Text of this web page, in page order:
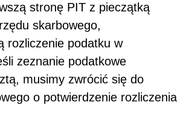
stronę PIT z pieczątką
skarbowego,
rozliczenie podatku w
zeznanie podatkowe
musimy zwrócić się do
o potwierdzenie rozliczenia